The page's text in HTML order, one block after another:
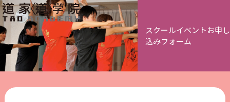
スクールイベントお申し
込みフォーム